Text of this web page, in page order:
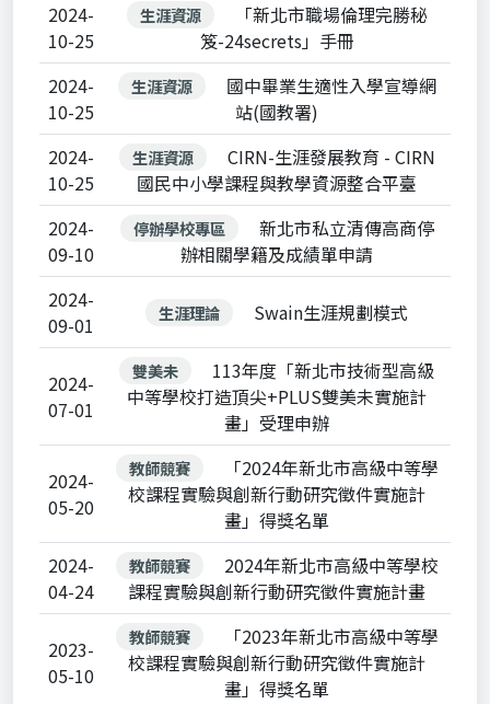
2024-
10-25
生涯資源
「新北市職場倫理完勝秘
笈-24secrets」手冊
2024-
10-25
生涯資源
國中畢業生適性入學宣導網
站(國教署)
2024-
10-25
生涯資源
CIRN-生涯發展教育 - CIRN
國民中小學課程與教學資源整合平臺
2024-
09-10
停辦學校專區
新北市私立清傳高商停
辦相關學籍及成績單申請
2024-
09-01
生涯理論 Swain生涯規劃模式
2024-
07-01
雙美未
113年度「新北市技術型高級
中等學校打造頂尖+PLUS雙美未實施計
畫」受理申辦
2024-
05-20
教師競賽
「2024年新北市高級中等學
校課程實驗與創新行動研究徵件實施計
畫」得獎名單
2024-
04-24
教師競賽
2024年新北市高級中等學校
課程實驗與創新行動研究徵件實施計畫
2023-
05-10
教師競賽
「2023年新北市高級中等學
校課程實驗與創新行動研究徵件實施計
畫」得獎名單